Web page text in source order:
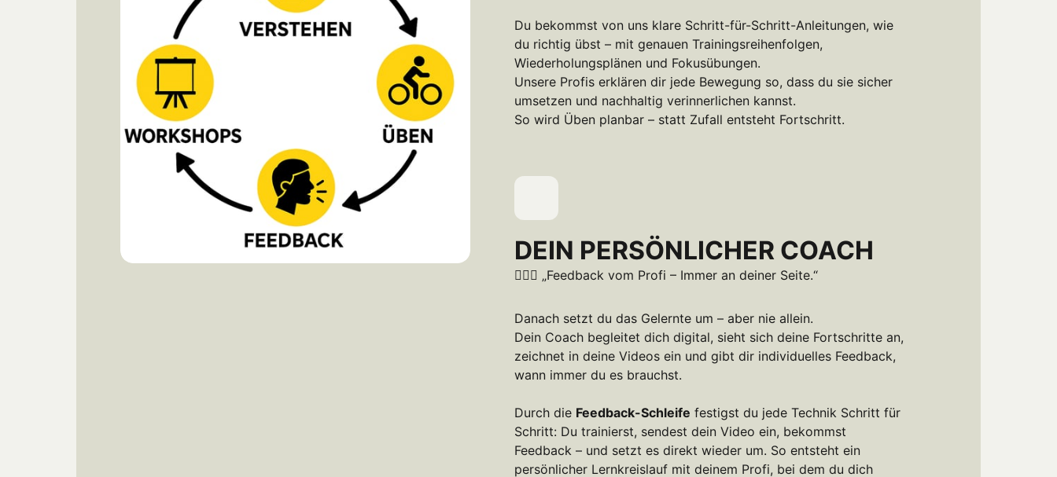
Du bekommst von uns klare Schritt-für-Schritt-Anleitungen, wie
du richtig übst – mit genauen Trainingsreihenfolgen,
Wiederholungsplänen und Fokusübungen.
Unsere Profis erklären dir jede Bewegung so, dass du sie sicher
umsetzen und nachhaltig verinnerlichen kannst.
So wird Üben planbar – statt Zufall entsteht Fortschritt.
DEIN PERSÖNLICHER COACH
🙎🏽‍♂️ „Feedback vom Profi – Immer an deiner Seite.“
Danach setzt du das Gelernte um – aber nie allein.
Dein Coach begleitet dich digital, sieht sich deine Fortschritte an,
zeichnet in deine Videos ein und gibt dir individuelles Feedback,
wann immer du es brauchst.
Durch die Feedback-Schleife festigst du jede Technik Schritt für
Schritt: Du trainierst, sendest dein Video ein, bekommst
Feedback – und setzt es direkt wieder um. So entsteht ein
persönlicher Lernkreislauf mit deinem Profi, bei dem du dich